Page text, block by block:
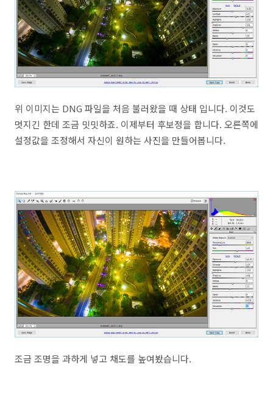
위 이미지는 DNG 파일을 처음 불러왔을 때 상태 입니다. 이것도
멋지긴 한데 조금 밋밋하죠. 이제부터 후보정을 합니다. 오른쪽에
설정값을 조정해서 자신이 원하는 사진을 만들어봅니다.
조금 조명을 과하게 넣고 채도를 높여봤습니다.